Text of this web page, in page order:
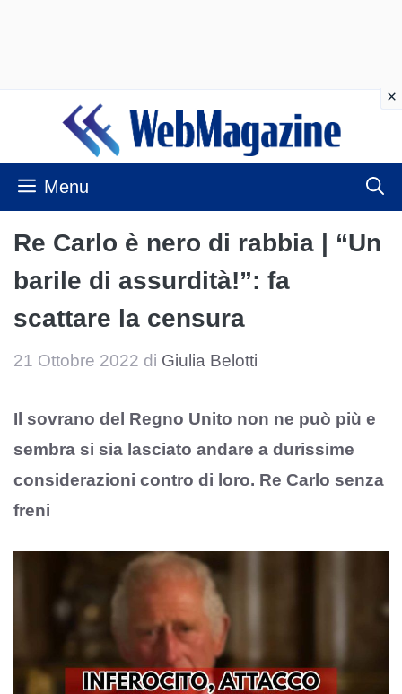
contenuto
Menu
Re Carlo è nero di rabbia | “Un
barile di assurdità!”: fa
scattare la censura
21 Ottobre 2022 di Giulia Belotti
Il sovrano del Regno Unito non ne può più e
sembra si sia lasciato andare a durissime
considerazioni contro di loro. Re Carlo senza
freni